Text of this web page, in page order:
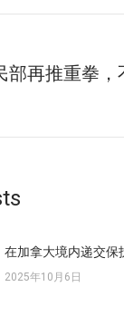
部再推重拳
在加拿大境内递交保
2025年10月6日